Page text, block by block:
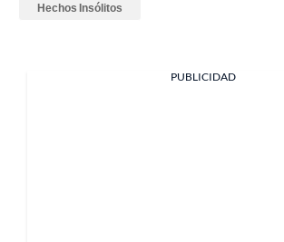
Hechos Insólitos
PUBLICIDAD